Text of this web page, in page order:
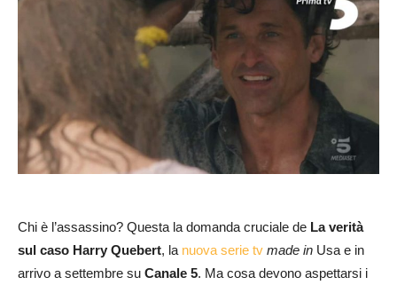
Chi è l’assassino? Questa la domanda cruciale de La verità
sul caso Harry Quebert, la nuova serie tv made in Usa e in
arrivo a settembre su Canale 5. Ma cosa devono aspettarsi i